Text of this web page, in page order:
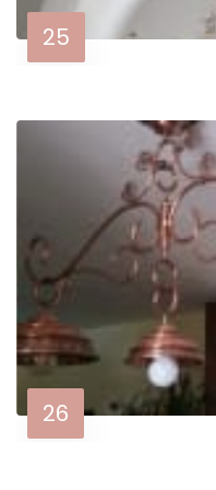
25
26